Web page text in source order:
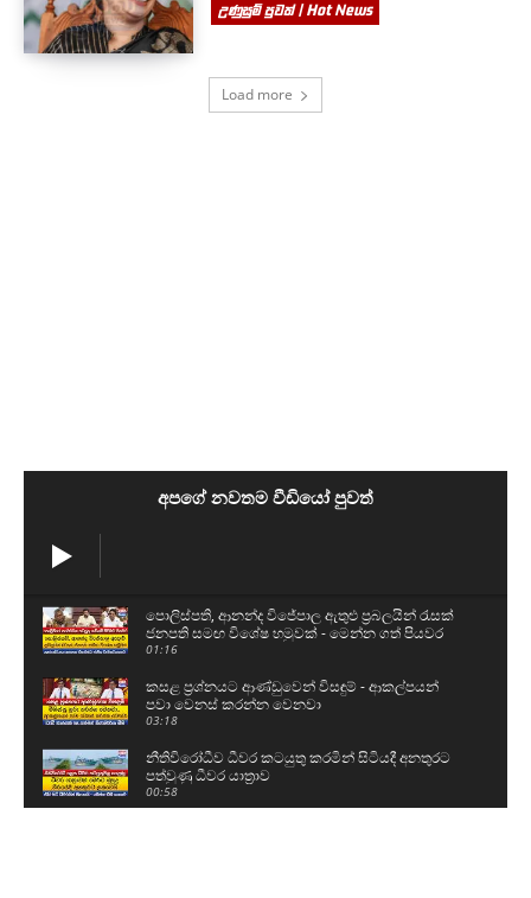
උණුසුම් පුවත් | Hot News
Load more
අපගේ නවතම වීඩියෝ පුවත්
පොලිස්පති, ආනන්ද විජේපාල ඇතුළු ප්‍රබලයින් රැසක්
ජනපති සමඟ විශේෂ හමුවක් - මෙන්න ගත් පියවර
01:16
කසළ ප්‍රශ්නයට ආණ්ඩුවෙන් විසඳුම් - ආකල්පයන්
පවා වෙනස් කරන්න වෙනවා
03:18
නීතිවිරෝධීව ධීවර කටයුතු කරමින් සිටියදී අනතුරට
පත්වුණු ධීවර යාත්‍රාව
00:58